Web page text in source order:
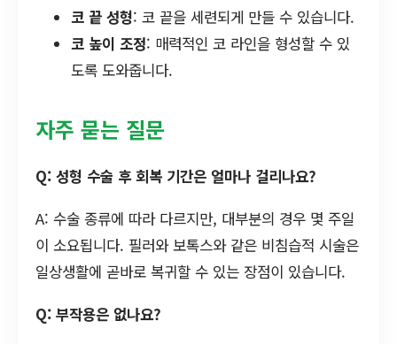
코 끝 성형: 코 끝을 세련되게 만들 수 있습니다.
코 높이 조정: 매력적인 코 라인을 형성할 수 있
도록 도와줍니다.
자주 묻는 질문
Q: 성형 수술 후 회복 기간은 얼마나 걸리나요?
A: 수술 종류에 따라 다르지만, 대부분의 경우 몇 주일
이 소요됩니다. 필러와 보톡스와 같은 비침습적 시술은
일상생활에 곧바로 복귀할 수 있는 장점이 있습니다.
Q: 부작용은 없나요?